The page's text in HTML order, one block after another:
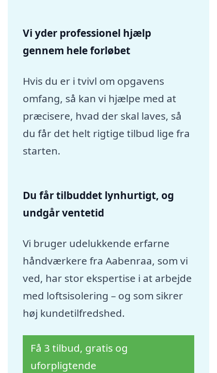
Vi yder professionel hjælp
gennem hele forløbet
Hvis du er i tvivl om opgavens
omfang, så kan vi hjælpe med at
præcisere, hvad der skal laves, så
du får det helt rigtige tilbud lige fra
starten.
Du får tilbuddet lynhurtigt, og
undgår ventetid
Vi bruger udelukkende erfarne
håndværkere fra Aabenraa, som vi
ved, har stor ekspertise i at arbejde
med loftsisolering – og som sikrer
høj kundetilfredshed.
Få 3 tilbud, gratis og
uforpligtende